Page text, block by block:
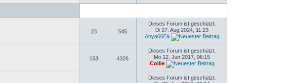
23 545
Dieses Forum ist geschützt.
Di 27. Aug 2024, 11:23
Anya66Ea
153 4326
Dieses Forum ist geschützt.
Mo 12. Jun 2017, 06:15
Collie
Dieses Forum ist geschützt.